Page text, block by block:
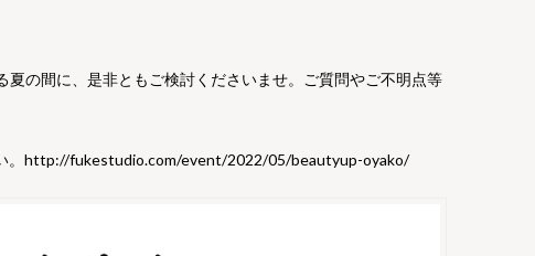
の間に、是非ともご検討くださいませ。ご質問やご不明点等
。http://fukestudio.com/event/2022/05/beautyup-oyako/